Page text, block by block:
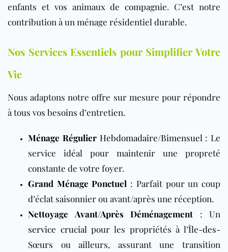
enfants et vos animaux de compagnie. C’est notre
contribution à un ménage résidentiel durable.
Nos Services Essentiels pour Simplifier Votre
Vie
Nous adaptons notre offre sur mesure pour répondre
à tous vos besoins d’entretien.
Ménage Régulier Hebdomadaire/Bimensuel : Le
service idéal pour maintenir une propreté
constante de votre foyer.
Grand Ménage Ponctuel : Parfait pour un coup
d’éclat saisonnier ou avant/après une réception.
Nettoyage Avant/Après Déménagement : Un
service crucial pour les propriétés à l’Île-des-
Sœurs ou ailleurs, assurant une transition